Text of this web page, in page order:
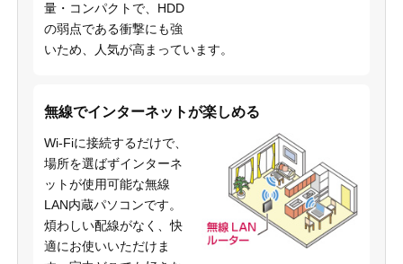
量・コンパクトで、HDD
の弱点である衝撃にも強
いため、人気が高まっています。
無線でインターネットが楽しめる
Wi-Fiに接続するだけで、
場所を選ばずインターネ
ットが使用可能な無線
LAN内蔵パソコンです。
煩わしい配線がなく、快
適にお使いいただけま